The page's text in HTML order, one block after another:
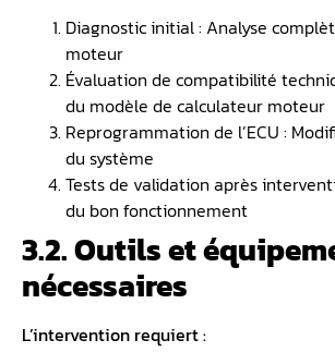
Diagnostic initial : Analyse
moteur
Évaluation de compatibilité
du modèle de calculateur moteur
Reprogrammation de l’ECU :
du système
Tests de validation après
du bon fonctionnement
3.2. Outils et
nécessaires
L’intervention requiert :